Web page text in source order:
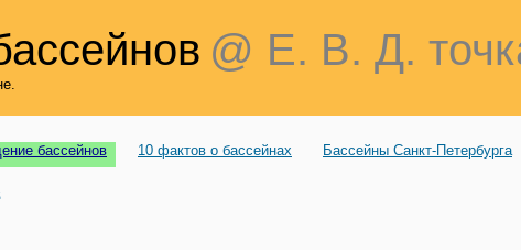
@ Е. В. Д.
бассейнов 10 фактов о бассейнах Бассейны Санкт-Петербурга